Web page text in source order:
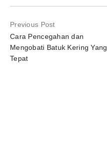
Previous Post
Cara Pencegahan dan
Mengobati Batuk Kering Yang
Tepat